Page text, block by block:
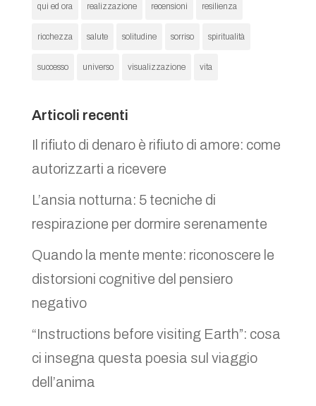
qui ed ora realizzazione recensioni resilienza
ricchezza salute solitudine sorriso spiritualità
successo universo visualizzazione vita
Articoli recenti
Il rifiuto di denaro è rifiuto di amore: come
autorizzarti a ricevere
L’ansia notturna: 5 tecniche di
respirazione per dormire serenamente
Quando la mente mente: riconoscere le
distorsioni cognitive del pensiero
negativo
“Instructions before visiting Earth”: cosa
ci insegna questa poesia sul viaggio
dell’anima